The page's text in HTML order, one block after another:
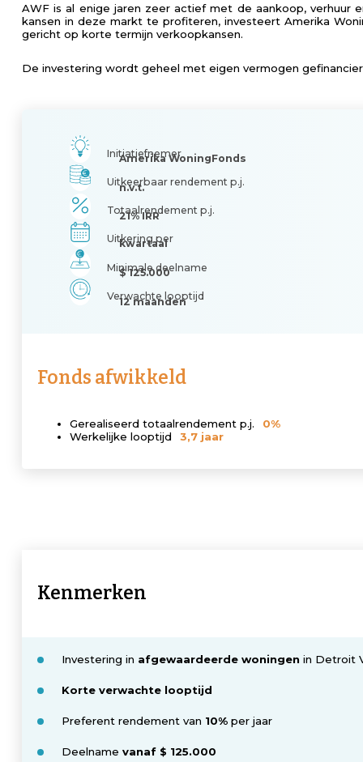
AWF is al enige jaren zeer actief met de aankoop, verhuur
kansen in deze markt te profiteren, investeert Amerika
gericht op korte termijn verkoopkansen.
De investering wordt geheel met eigen vermogen
Initiatiefnemer
Amerika WoningFonds
Uitkeerbaar rendement p.j.
n.v.t.
Totaalrendement p.j.
21% IRR
Uitkering per
kwartaal
Minimale deelname
$ 125.000
Verwachte looptijd
12 maanden
Fonds afwikkeld
Gerealiseerd totaalrendement p.j.
0%
Werkelijke looptijd
3,7 jaar
Kenmerken
Investering in afgewaardeerde woningen in Detroit
Korte verwachte looptijd
Preferent rendement van 10%per jaar
Deelname vanaf $ 125.000